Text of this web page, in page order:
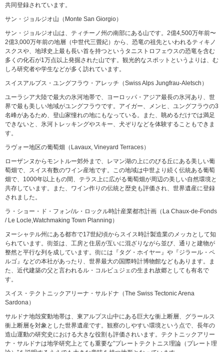
共同登録されています。
サン・ジョルジオ山（Monte San Giorgio）
サン・ジョルジオ山は、ティチーノ州の南部にある山です。2億4,500万年前〜
2億3,000万年前の地層（中世代三畳紀）から、恐竜の祖先といわれるティキノ
スクスや、地球史上最も長い首を持つというタニストロフェウスの恐竜を含む
多くの化石が1万点以上発掘された山です。観光的なスポットというよりは、む
しろ研究者や学生などが多く訪れています。
スイスアルプス・ユングフラウ・アレッチ（Swiss Alps Jungfrau-Aletsch）
ユーラシア大陸で最大の氷河地帯で、ヨーロッパ・アジア最長の氷河あり、世
界で最も美しい地域がユングフラウです。アイガー、メンヒ、ユングフラウの3
名峰があるため、登山家憧れの地にもなっている。また、眺めるだけでは満足
できないと、氷河トレッキングやスキー、犬ぞりなどを体験することもできま
す。
ラヴォー地区の葡萄畑（Lavaux, Vineyard Terraces）
ローザンヌからモントルー郊外まで、レマン湖の上にのびる丘にある美しい葡
萄畑で、スイス有数のワイン産地です。この地域は中世より続く伝統ある葡萄
畑で、1000年以上もの間、テラス上に広がる葡萄畑が周辺の美しい自然環境と
共存しています。また、ワイン作りの伝統と歴史も評価され、世界遺産に登録
されました。
ラ・ショー・ド・フォン/ル・ロックル時計産業都市計画（La Chaux-de-Fonds
/ Le Locle,Watchmaking Town Planning）
ヌーシャテル州にある都市で17世紀頃からスイス時計製造業のメッカとして知
られています。街並は、工房と住居が互いに混ざりながら並び、通りと建物が
整然と平行な列を成しています。街には『タグ・ホイヤー』や『ジラール・ペ
ルゴ』などの本社があったり、世界最大の国際時計博物館などもあります。ま
た、近代建築の父と言われるル・コルビュジェの生まれ故郷としても有名で
す。
スイス・テクトニックアリーナ・サルドナ（The Swiss Tectonic Arena
Sardona）
サルドナ地殻変動地帯は、東アルプス山中にある巨大な衝上断層、グラールス
衝上断層を対象とした世界遺産です。観察のしやすい環境という点で、長年の
造山運動の研究史における大きな役割も評価されいます。テクトニックアリー
ナ・サルドナは地学研究上とても重要な”プレートテクトニス理論（プレート理